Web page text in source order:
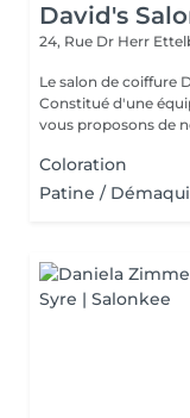
David's
24, Rue Dr Herr
Le salon de coiffure
Constitué d'une
vous proposons de
Coloration
Patine /